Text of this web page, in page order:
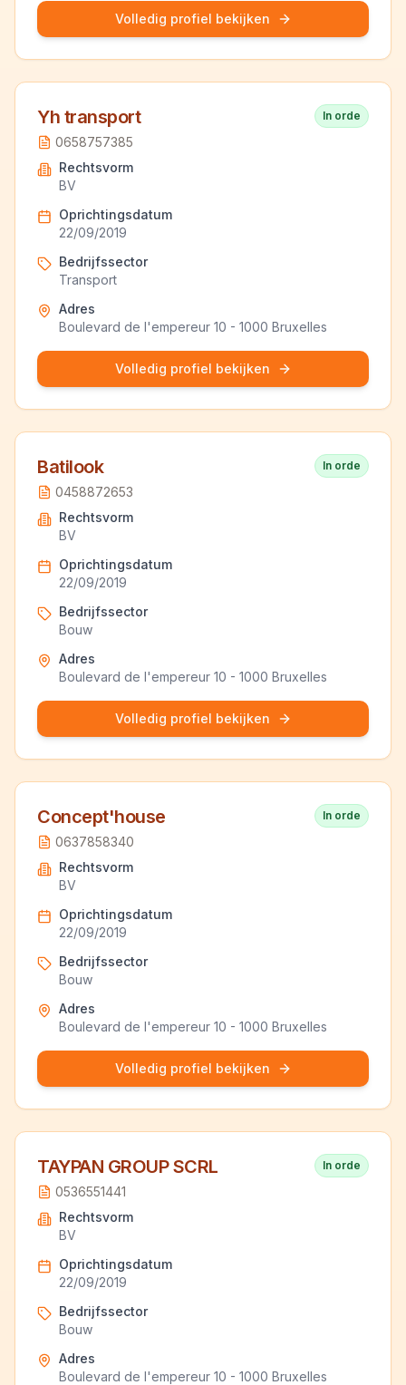
Volledig profiel bekijken
Yh transport
0658757385
In orde
Rechtsvorm
BV
Oprichtingsdatum
22/09/2019
Bedrijfssector
Transport
Adres
Boulevard de l'empereur 10 - 1000 Bruxelles
Volledig profiel bekijken
Batilook
0458872653
In orde
Rechtsvorm
BV
Oprichtingsdatum
22/09/2019
Bedrijfssector
Bouw
Adres
Boulevard de l'empereur 10 - 1000 Bruxelles
Volledig profiel bekijken
Concept'house
0637858340
In orde
Rechtsvorm
BV
Oprichtingsdatum
22/09/2019
Bedrijfssector
Bouw
Adres
Boulevard de l'empereur 10 - 1000 Bruxelles
Volledig profiel bekijken
TAYPAN GROUP SCRL
0536551441
In orde
Rechtsvorm
BV
Oprichtingsdatum
22/09/2019
Bedrijfssector
Bouw
Adres
Boulevard de l'empereur 10 - 1000 Bruxelles